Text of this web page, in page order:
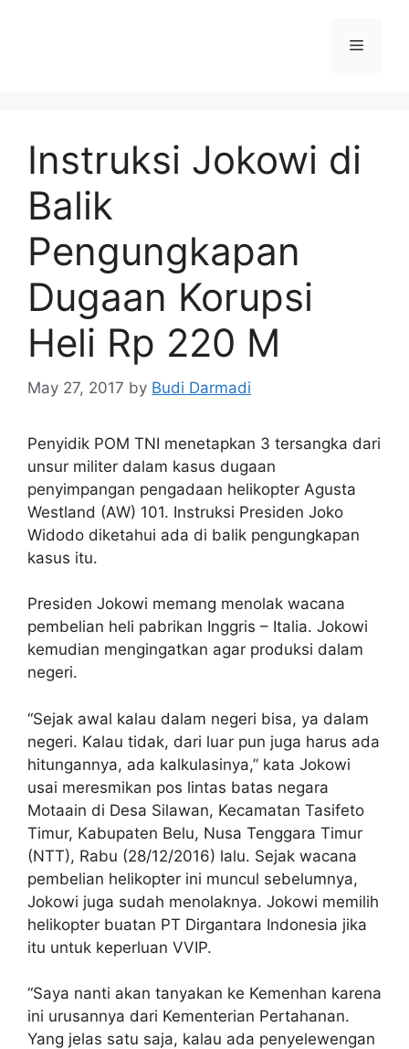
Instruksi Jokowi di
Balik
Pengungkapan
Dugaan Korupsi
Heli Rp 220 M
May 27, 2017 by Budi Darmadi
Penyidik POM TNI menetapkan 3 tersangka dari
unsur militer dalam kasus dugaan
penyimpangan pengadaan helikopter Agusta
Westland (AW) 101. Instruksi Presiden Joko
Widodo diketahui ada di balik pengungkapan
kasus itu.
Presiden Jokowi memang menolak wacana
pembelian heli pabrikan Inggris – Italia. Jokowi
kemudian mengingatkan agar produksi dalam
negeri.
“Sejak awal kalau dalam negeri bisa, ya dalam
negeri. Kalau tidak, dari luar pun juga harus ada
hitungannya, ada kalkulasinya,” kata Jokowi
usai meresmikan pos lintas batas negara
Motaain di Desa Silawan, Kecamatan Tasifeto
Timur, Kabupaten Belu, Nusa Tenggara Timur
(NTT), Rabu (28/12/2016) lalu. Sejak wacana
pembelian helikopter ini muncul sebelumnya,
Jokowi juga sudah menolaknya. Jokowi memilih
helikopter buatan PT Dirgantara Indonesia jika
itu untuk keperluan VVIP.
“Saya nanti akan tanyakan ke Kemenhan karena
ini urusannya dari Kementerian Pertahanan.
Yang jelas satu saja, kalau ada penyelewengan